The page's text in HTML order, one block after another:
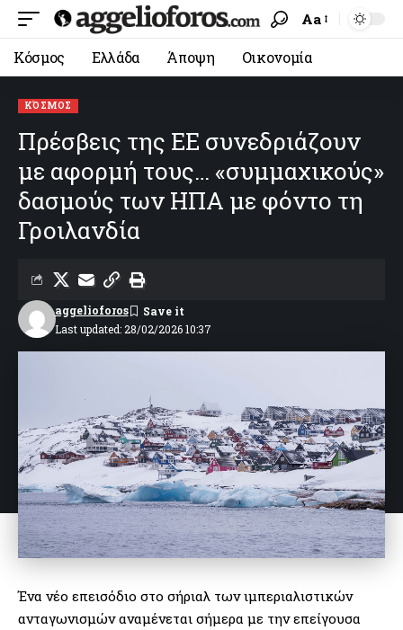
Aa
Κόσμος Ελλάδα Άποψη Οικονομία
ΚΌΣΜΟΣ
Πρέσβεις της ΕΕ συνεδριάζουν
με αφορμή τους… «συμμαχικούς»
δασμούς των ΗΠΑ με φόντο τη
Γροιλανδία
Last updated: 28/02/2026 10:37
aggelioforos
Ένα νέο επεισόδιο στο σήριαλ των ιμπεριαλιστικών
ανταγωνισμών αναμένεται σήμερα με την επείγουσα